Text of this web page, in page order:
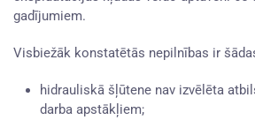
gadījumiem.
Visbiežāk konstatētās nepilnības ir
hidrauliskā šļūtene nav izvēlēta
darba apstākļiem;